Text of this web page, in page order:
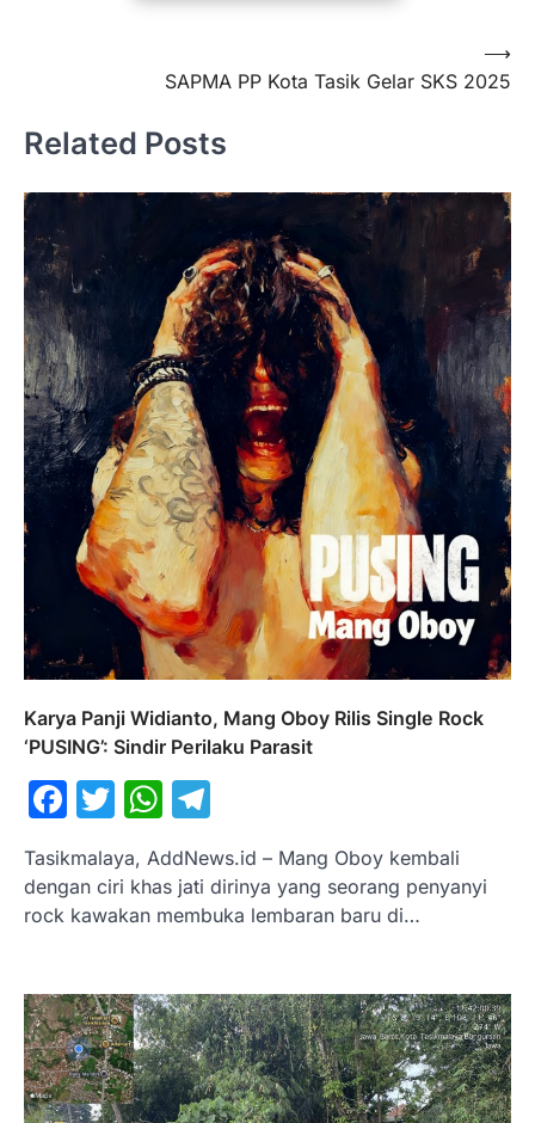
SAPMA PP Kota Tasik Gelar SKS 2025
⟶
Related Posts
Karya Panji Widianto, Mang Oboy Rilis Single Rock
‘PUSING’: Sindir Perilaku Parasit
Facebook
TwitterWhatsApp
Tasikmalaya, AddNews.id – Mang Oboy kembali
dengan ciri khas jati dirinya yang seorang penyanyi
rock kawakan membuka lembaran baru di…